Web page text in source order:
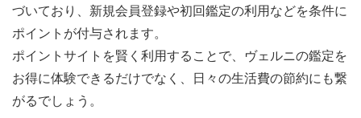
づいており、新規会員登録や初回鑑定の利用などを条件に
ポイントが付与されます。
ポイントサイトを賢く利用することで、ヴェルニの鑑定を
お得に体験できるだけでなく、日々の生活費の節約にも繋
がるでしょう。